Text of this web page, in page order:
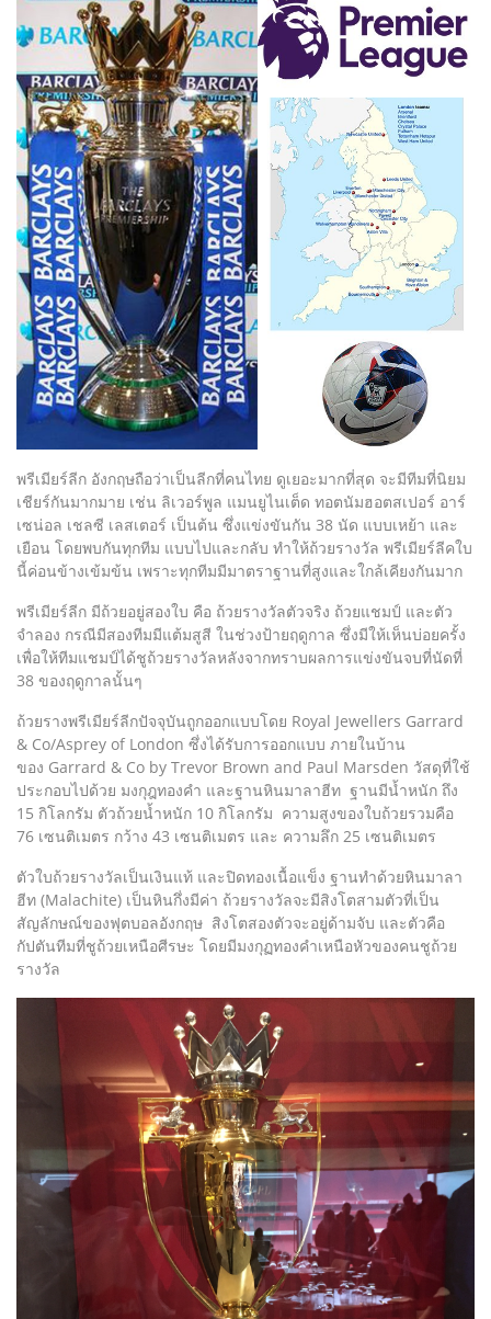
พรีเมียร์ลีก อังกฤษถือว่าเป็นลีกที่คนไทย ดูเยอะมากที่สุด จะมีทีมที่นิยม
เชียร์กันมากมาย เช่น ลิเวอร์พูล แมนยูไนเต็ด ทอตนัมฮอตสเปอร์ อาร์
เซน่อล เชลซี เลสเตอร์ เป็นต้น ซึ่งแข่งขันกัน 38 นัด แบบเหย้า และ
เยือน โดยพบกันทุกทีม แบบไปและกลับ ทำให้ถ้วยรางวัล พรีเมียร์ลีคใบ
นี้ค่อนข้างเข้มข้น เพราะทุกทีมมีมาตราฐานที่สูงและใกล้เคียงกันมาก
พรีเมียร์ลีก มีถ้วยอยู่สองใบ คือ ถ้วยรางวัลตัวจริง ถ้วยแชมป์ และตัว
จำลอง กรณีมีสองทีมมีแต้มสูสี ในช่วงป้ายฤดูกาล ซึ่งมีให้เห็นบ่อยครั้ง
เพื่อให้ทีมแชมป์ได้ชูถ้วยรางวัลหลังจากทราบผลการแข่งขันจบที่นัดที่
38 ของฤดูกาลนั้นๆ
ถ้วยรางพรีเมียร์ลีกปัจจุบันถูกออกแบบโดย Royal Jewellers Garrard
& Co/Asprey of London ซึ่งได้รับการออกแบบ ภายในบ้าน
ของ Garrard & Co by Trevor Brown and Paul Marsden วัสดุที่ใช้
ประกอบไปด้วย มงกุฎทองคำ และฐานหินมาลาฮีท ฐานมีน้ำหนัก ถึง
15 กิโลกรัม ตัวถ้วยน้ำหนัก 10 กิโลกรัม ความสูงของใบถ้วยรวมคือ
76 เซนติเมตร กว้าง 43 เซนติเมตร และ ความลึก 25 เซนติเมตร
ตัวใบถ้วยรางวัลเป็นเงินแท้ และปิดทองเนื้อแข็ง ฐานทำด้วยหินมาลา
ฮีท (Malachite) เป็นหินกึ่งมีค่า ถ้วยรางวัลจะมีสิงโตสามตัวที่เป็น
สัญลักษณ์ของฟุตบอลอังกฤษ สิงโตสองตัวจะอยู่ด้ามจับ และตัวคือ
กัปตันทีมที่ชูถ้วยเหนือศีรษะ โดยมีมงกุฏทองคำเหนือหัวของคนชูถ้วย
รางวัล